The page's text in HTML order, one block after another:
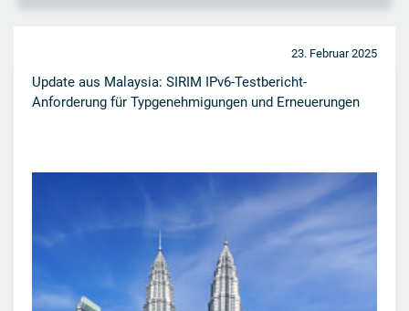
23. Februar 2025
Update aus Malaysia: SIRIM IPv6-Testbericht-
Anforderung für Typgenehmigungen und Erneuerungen